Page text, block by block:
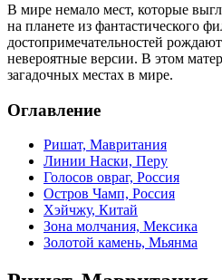
В мире немало мест, которые
на планете из фантастического
достопримечательностей
невероятные версии. В этом
загадочных местах в мире.
Оглавление
Ришат, Мавритания
Линии Наски, Перу
Голосов овраг, Россия
Остров Чамп, Россия
Хэйчжу, Китай
Зона молчания, Мексика
Золотой камень, Мьянма